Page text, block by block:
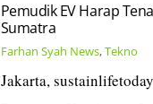
Pemudik EV Harap
Sumatra
Farhan Syah News,Tekno
Jakarta,